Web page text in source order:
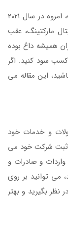
بپردازد و تمامی مواردی که به آن نیاز دارید را بررسی کند. داشتن یک وبسایت خوب و مناسب، امروه در سال 2021
مارکتینگ، عقب
همیشه داغ بوده
کسب سود کنید. اگر
این مقاله می
و خدمات خود
ثبت شرکت خود می
واردات و صادرات و
توانید بر روی
نظر بگیرید و بهتر